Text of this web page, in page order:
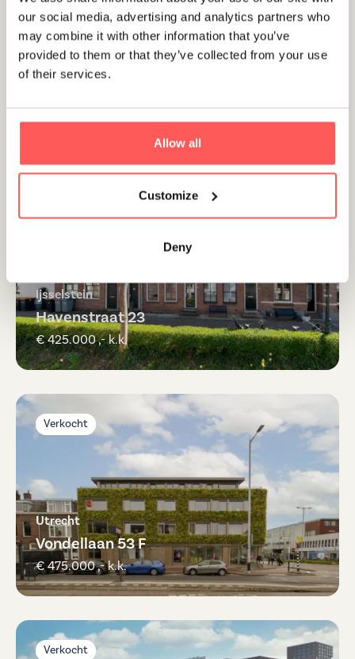
our social media, advertising and analytics partners who
may combine it with other information that you’ve
provided to them or that they’ve collected from your use
of their services.
Allow all
Customize
Deny
Utrecht
Ijsselstein
Havenstraat 23
€ 425.000 ,- k.k.
Verkocht
Utrecht
Vondellaan 53 F
€ 475.000 ,- k.k.
Verkocht